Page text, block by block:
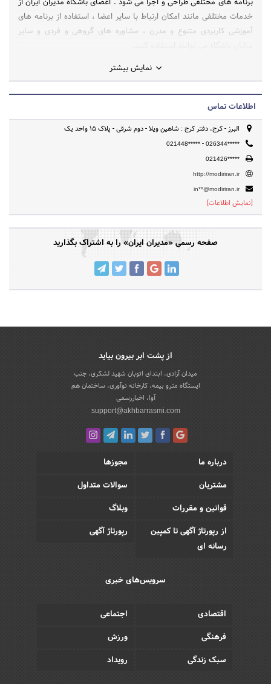
خدمات مختلفی مانند امکان ارتباط با سایر اعضا ، استفاده از برنامه های
آموزشی کاربردی متنوع و مدرن ، مشاوره های گروهی و فردی و سایر
نمایش بیشتر
اطلاعات تماس
البرز - کرج، دفتر کرج : شاهین ویلا - دوم شرقی - پلاک 15 واحد یک
021448***** - 026344*****
021426*****
http://modiriran.ir
in**@modiriran.ir
[نمایش اطلاعات]
صفحه رسمی «مدیران ایران» را به اشتراک بگذارید
از پشت ابر بیرون بیاید
میدان آزادی، ابتدای اتوبان شهید لشکری، جنب
ایستگاه مترو بیمه، کارخانه نوآوری، ساختمان هم
آوا، اخباررسمی
support@akhbarrasmi.com
درباره ما
مجوزها
مشتریان
سوالات متداول
قوانین و مقررات
وبلاگ
از رپورتاژ آگهی تا کمپین
رسانه ای
رپورتاژ آگهی
سرویس‌های خبری
اقتصادی
اجتماعی
فرهنگی
ورزش
سبک زندگی
رویداد